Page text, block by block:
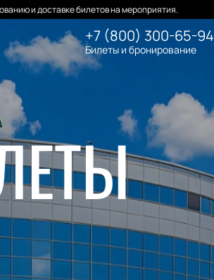
и доставке билетов на мероприятия.
+7 (800) 300-65-94
Билеты и бронирование